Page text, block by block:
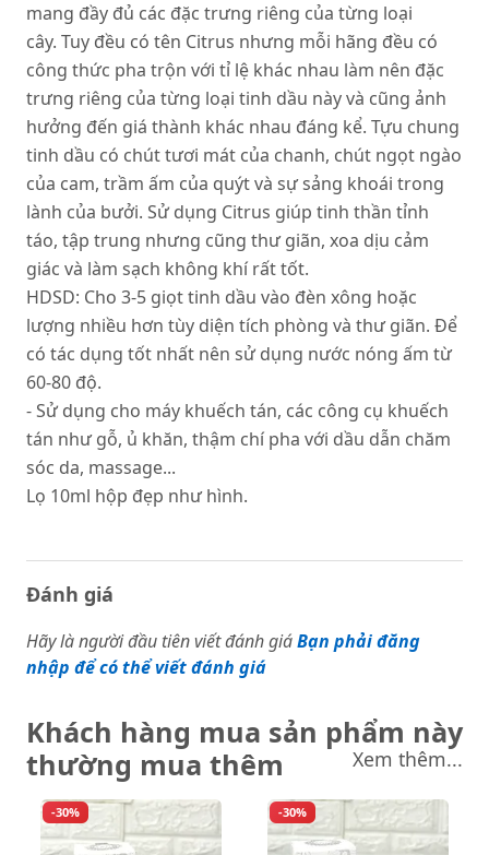
mang đầy đủ các đặc trưng riêng của từng loại
cây. Tuy đều có tên Citrus nhưng mỗi hãng đều có
công thức pha trộn với tỉ lệ khác nhau làm nên đặc
trưng riêng của từng loại tinh dầu này và cũng ảnh
hưởng đến giá thành khác nhau đáng kể. Tựu chung
tinh dầu có chút tươi mát của chanh, chút ngọt ngào
của cam, trầm ấm của quýt và sự sảng khoái trong
lành của bưởi. Sử dụng Citrus giúp tinh thần tỉnh
táo, tập trung nhưng cũng thư giãn, xoa dịu cảm
giác và làm sạch không khí rất tốt.
HDSD: Cho 3-5 giọt tinh dầu vào đèn xông hoặc
lượng nhiều hơn tùy diện tích phòng và thư giãn. Để
có tác dụng tốt nhất nên sử dụng nước nóng ấm từ
60-80 độ.
- Sử dụng cho máy khuếch tán, các công cụ khuếch
tán như gỗ, ủ khăn, thậm chí pha với dầu dẫn chăm
sóc da, massage...
Lọ 10ml hộp đẹp như hình.
Đánh giá
Hãy là người đầu tiên viết đánh giáBạn phải đăng
nhập để có thể viết đánh giá
Khách hàng mua sản phẩm này
thường mua thêm
Xem thêm...
-30% -30%